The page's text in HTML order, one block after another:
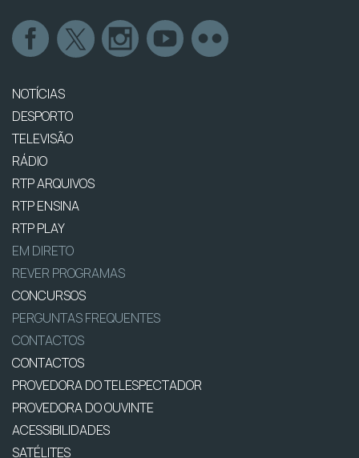
NOTÍCIAS
DESPORTO
TELEVISÃO
RÁDIO
RTP ARQUIVOS
RTP ENSINA
RTP PLAY
EM DIRETO
REVER PROGRAMAS
CONCURSOS
PERGUNTAS FREQUENTES
CONTACTOS
CONTACTOS
PROVEDORA DO TELESPECTADOR
PROVEDORA DO OUVINTE
ACESSIBILIDADES
SATÉLITES